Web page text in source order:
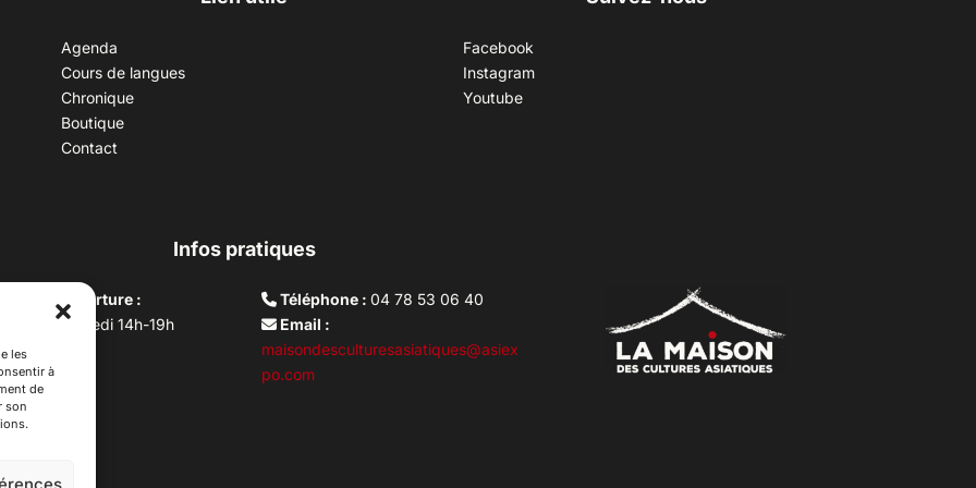
les
à
de
son
Agenda
Cours de langues
Chronique
Boutique
Contact
Facebook
Instagram
Youtube
Infos pratiques
d’ouverture :
au vendredi 14h-19h
10h –17h
lundi
Téléphone :04 78 53 06 40
Email :
maisondesculturesasiatiques@asiex
po.com